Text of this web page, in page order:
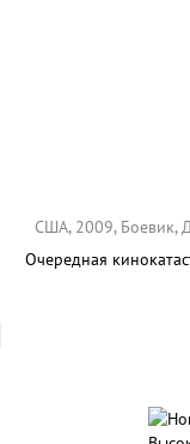
США, 2009, Боевик,
Очередная